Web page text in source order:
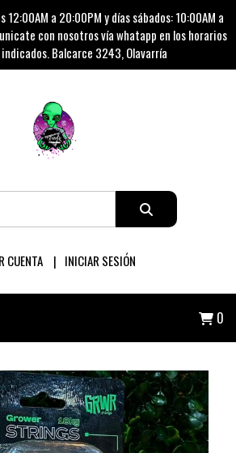
12:00AM a 20:00PM y días sábados: 10:00AM a
con nosotros vía whatapp en los horarios
Balcarce 3243, Olavarría
CUENTA INICIAR SESIÓN
0